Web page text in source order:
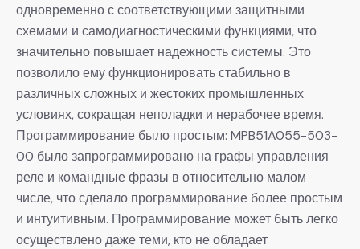
одновременно с соответствующими защитными
схемами и самодиагностическими функциями, что
значительно повышает надежность системы. Это
позволило ему функционировать стабильно в
различных сложных и жестоких промышленных
условиях, сокращая неполадки и нерабочее время.
Программирование было простым: MPB51A055-503-
00 было запрограммировано на графы управления
реле и командные фразы в относительно малом
числе, что сделало программирование более простым
и интуитивным. Программирование может быть легко
осуществлено даже теми, кто не обладает